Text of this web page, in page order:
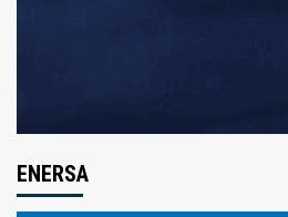
ENERSA